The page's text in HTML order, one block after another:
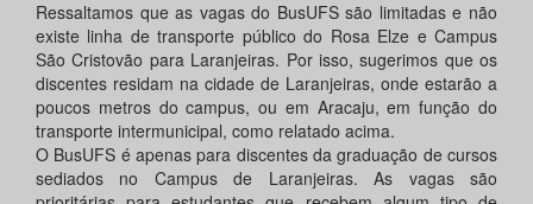
Ressaltamos que as vagas do BusUFS são limitadas e não
existe linha de transporte público do Rosa Elze e Campus
São Cristovão para Laranjeiras. Por isso, sugerimos que os
discentes residam na cidade de Laranjeiras, onde estarão a
poucos metros do campus, ou em Aracaju, em função do
transporte intermunicipal, como relatado acima.
O BusUFS é apenas para discentes da graduação de cursos
sediados no Campus de Laranjeiras. As vagas são